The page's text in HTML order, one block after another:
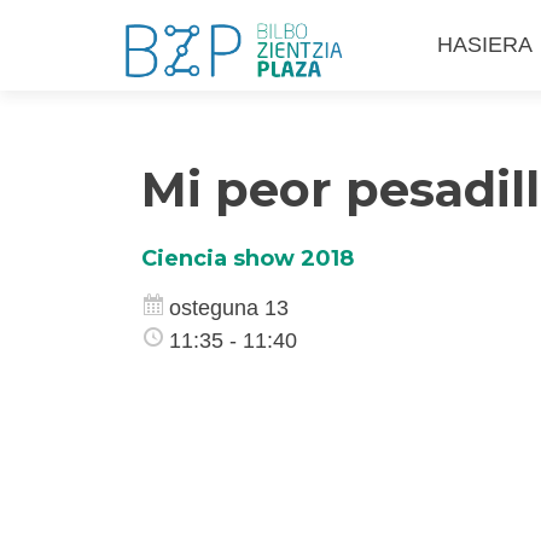
to
HASIERA
Mi peor
Ciencia show 2018
osteguna 13
11:35 - 11:40